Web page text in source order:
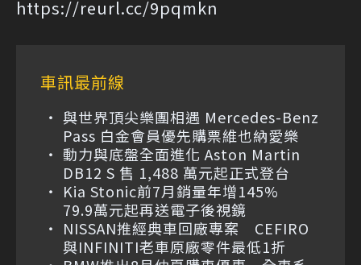
https://reurl.cc/9pqmkn
車訊最前線
與世界頂尖樂團相遇 Mercedes-Benz
Pass 白金會員優先購票維也納愛樂
動力與底盤全面進化 Aston Martin
DB12 S 售 1,488 萬元起正式登台
Kia Stonic前7月銷量年增145%
79.9萬元起再送電子後視鏡
NISSAN推經典車回廠專案 CEFIRO
與INFINITI老車原廠零件最低1折